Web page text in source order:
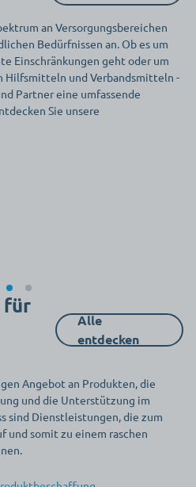
an Versorgungsbereichen
Bedürfnissen an. Ob es um
Einschränkungen geht oder um
Hilfsmitteln und Verbandsmitteln -
Partner eine umfassende
Sie unsere
für
Alle
entdecken
Angebot an Produkten, die
und die Unterstützung im
sind Dienstleistungen, die zum
und somit zu einem raschen